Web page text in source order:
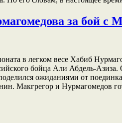
за бой с
в легком весе Хабиб
бойца Али Абдель-
ожиданиями от
Макгрегор и Нурмагомедов